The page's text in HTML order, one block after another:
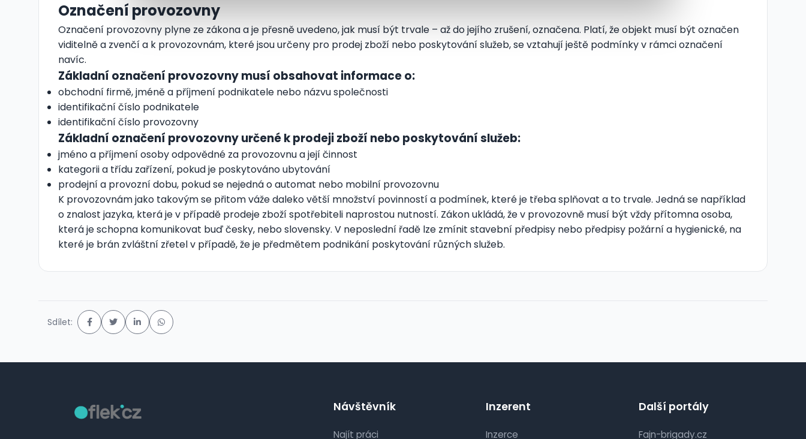
Označení provozovny
Označení provozovny plyne ze zákona a je přesně uvedeno, jak musí být trvale – až do jejího zrušení, označena. Platí, že objekt musí být označen
viditelně a zvenčí a k provozovnám, které jsou určeny pro prodej zboží nebo poskytování služeb, se vztahují ještě podmínky v rámci označení
navíc.
Základní označení provozovny musí obsahovat informace o:
obchodní firmě, jméně a příjmení podnikatele nebo názvu společnosti
identifikační číslo podnikatele
identifikační číslo provozovny
Základní označení provozovny určené k prodeji zboží nebo poskytování služeb:
jméno a příjmení osoby odpovědné za provozovnu a její činnost
kategorii a třídu zařízení, pokud je poskytováno ubytování
prodejní a provozní dobu, pokud se nejedná o automat nebo mobilní provozovnu
K provozovnám jako takovým se přitom váže daleko větší množství povinností a podmínek, které je třeba splňovat a to trvale. Jedná se například
o znalost jazyka, která je v případě prodeje zboží spotřebiteli naprostou nutností. Zákon ukládá, že v provozovně musí být vždy přítomna osoba,
která je schopna komunikovat buď česky, nebo slovensky. V neposlední řadě lze zmínit stavební předpisy nebo předpisy požární a hygienické, na
které je brán zvláštní zřetel v případě, že je předmětem podnikání poskytování různých služeb.
Sdílet:
Návštěvník
Najít práci
Inzerent
Inzerce
Další portály
Fajn-brigady.cz